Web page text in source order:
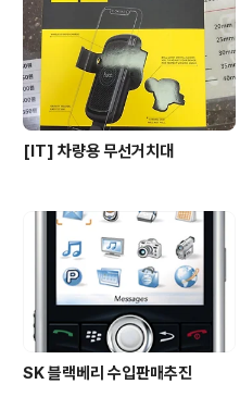
[IT] 차량용 무선거치대
SK 블랙베리 수입판매추진